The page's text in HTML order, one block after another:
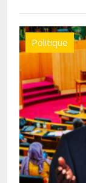
Politique